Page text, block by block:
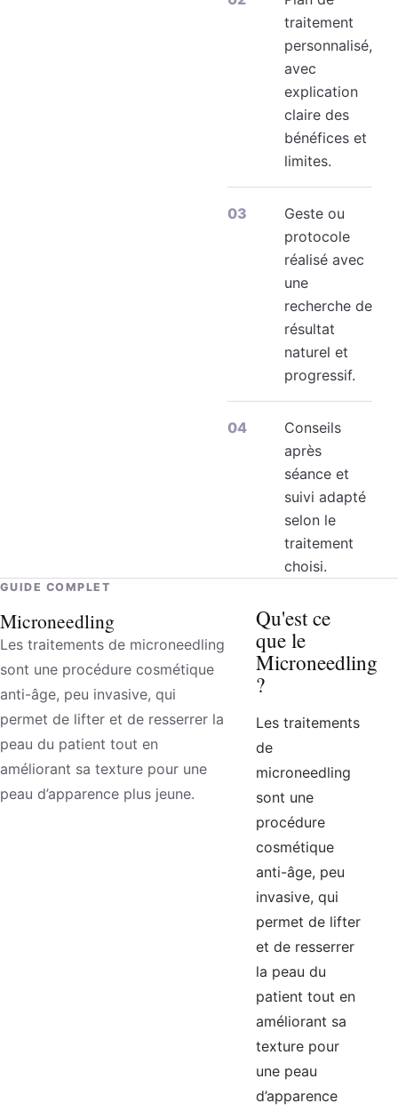
traitement
personnalisé,
avec
explication
claire des
bénéfices et
limites.
Geste ou
protocole
réalisé avec
une
recherche de
résultat
naturel et
progressif.
Conseils
après
séance et
suivi adapté
selon le
traitement
choisi.
GUIDE COMPLET
Microneedling
Les traitements de microneedling
sont une procédure cosmétique
anti-âge, peu invasive, qui
permet de lifter et de resserrer la
peau du patient tout en
améliorant sa texture pour une
peau d’apparence plus jeune.
Qu'est ce
que le
Microneedling
?
Les traitements
de
microneedling
sont une
procédure
cosmétique
anti-âge, peu
invasive, qui
permet de lifter
et de resserrer
la peau du
patient tout en
améliorant sa
texture pour
une peau
d’apparence